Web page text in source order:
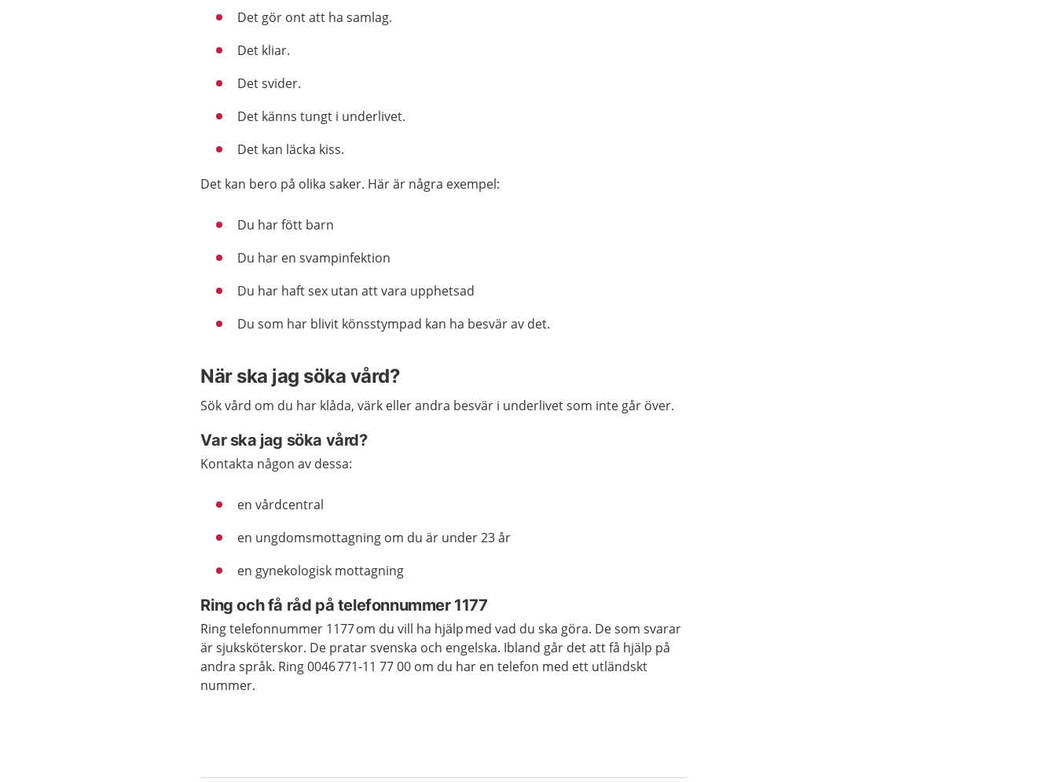
Det gör ont att ha samlag.
Det kliar.
Det svider.
Det känns tungt i underlivet.
Det kan läcka kiss.
Det kan bero på olika saker. Här är några exempel:
Du har fött barn
Du har en svampinfektion
Du har haft sex utan att vara upphetsad
Du som har blivit könsstympad kan ha besvär av det.
När ska jag söka vård?
Sök vård om du har klåda, värk eller andra besvär i underlivet som inte går över.
Var ska jag söka vård?
Kontakta någon av dessa:
en vårdcentral
en ungdomsmottagning om du är under 23 år
en gynekologisk mottagning
Ring och få råd på telefonnummer 1177
Ring telefonnummer 1177 om du vill ha hjälp med vad du ska göra. De som svarar
är sjuksköterskor. De pratar svenska och engelska. Ibland går det att få hjälp på
andra språk. Ring 0046 771-11 77 00 om du har en telefon med ett utländskt
nummer.